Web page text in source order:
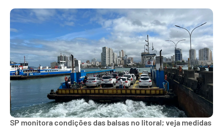
SP monitora condições das balsas no litoral; veja medidas